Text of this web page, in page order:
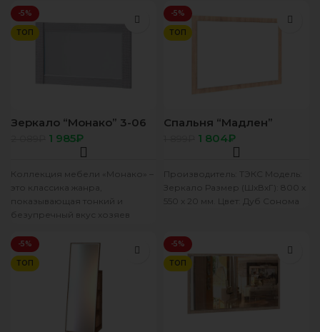
-5%
ТОП
Зеркало “Монако” 3-06
ясень белый/F12
1 985₽
Коллекция мебели «Монако» –
это классика жанра,
показывающая тонкий и
безупречный вкус хозяев
максимальная простота
мебели очень
-5%
ТОП
Спальня “Мадлен”
Зеркало (550*800*20)
(дуб сонома)
1 804₽
Производитель: ТЭКС Модель:
Зеркало Размер (ШхВхГ): 800 х
550 х 20 мм. Цвет: Дуб Сонома
-5%
ТОП
-5%
ТОП